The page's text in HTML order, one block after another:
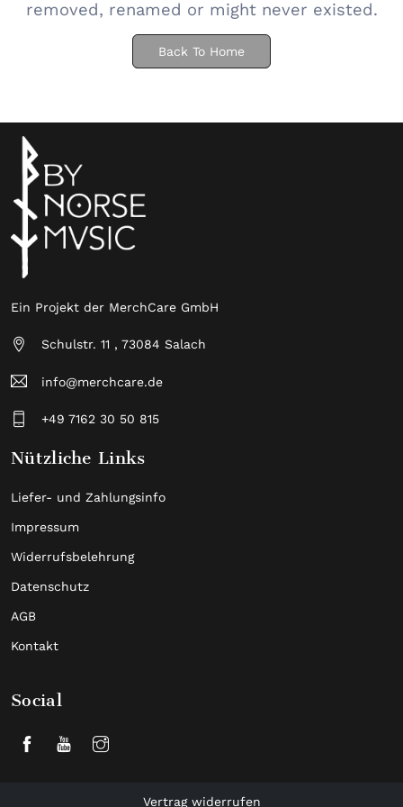
removed, renamed or might never existed.
Back To Home
Ein Projekt der MerchCare GmbH
Schulstr. 11 , 73084 Salach
info@merchcare.de
+49 7162 30 50 815
Nützliche Links
Liefer- und Zahlungsinfo
Impressum
Widerrufsbelehrung
Datenschutz
AGB
Kontakt
Social
Vertrag widerrufen